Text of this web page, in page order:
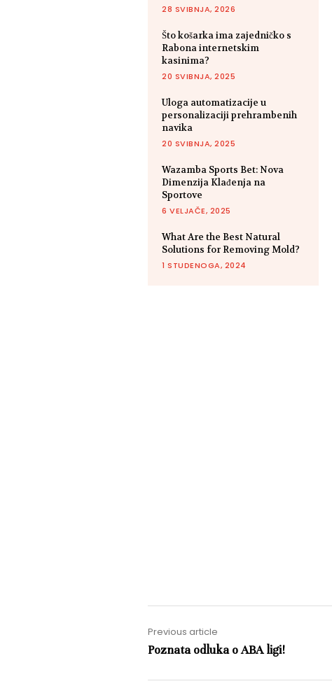
28 SVIBNJA, 2026
Što košarka ima zajedničko s
Rabona internetskim
kasinima?
20 SVIBNJA, 2025
Uloga automatizacije u
personalizaciji prehrambenih
navika
20 SVIBNJA, 2025
Wazamba Sports Bet: Nova
Dimenzija Klađenja na
Sportove
6 VELJAČE, 2025
What Are the Best Natural
Solutions for Removing Mold?
1 STUDENOGA, 2024
Previous article
Poznata odluka o ABA ligi!